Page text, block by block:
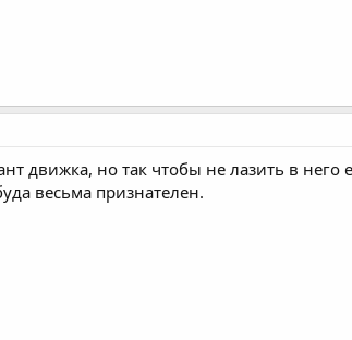
движка, но так чтобы не лазить в
весьма признателен.